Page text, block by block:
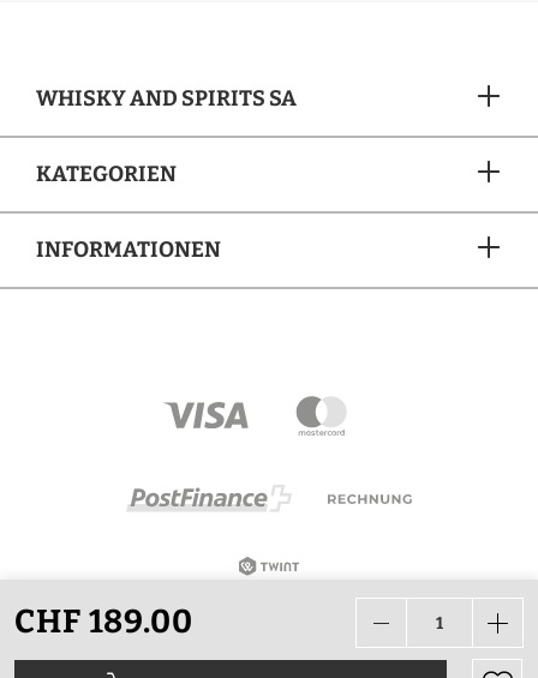
CHF 189.00
WHISKY AND SPIRITS SA
KATEGORIEN
INFORMATIONEN
Alle Preise in CHF inkl. Mehrwertsteuer zzgl.